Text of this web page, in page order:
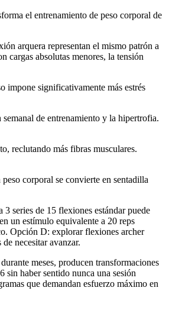
el entrenamiento de peso corporal de
arquera representan el mismo patrón a
absolutas menores, la tensión
impone significativamente más estrés
de entrenamiento y la hipertrofia.
reclutando más fibras musculares.
corporal se convierte en sentadilla
series de 15 flexiones estándar puede
un estímulo equivalente a 20 reps
Opción D: explorar flexiones archer
necesitar avanzar.
meses, producen transformaciones
sin haber sentido nunca una sesión
que demandan esfuerzo máximo en